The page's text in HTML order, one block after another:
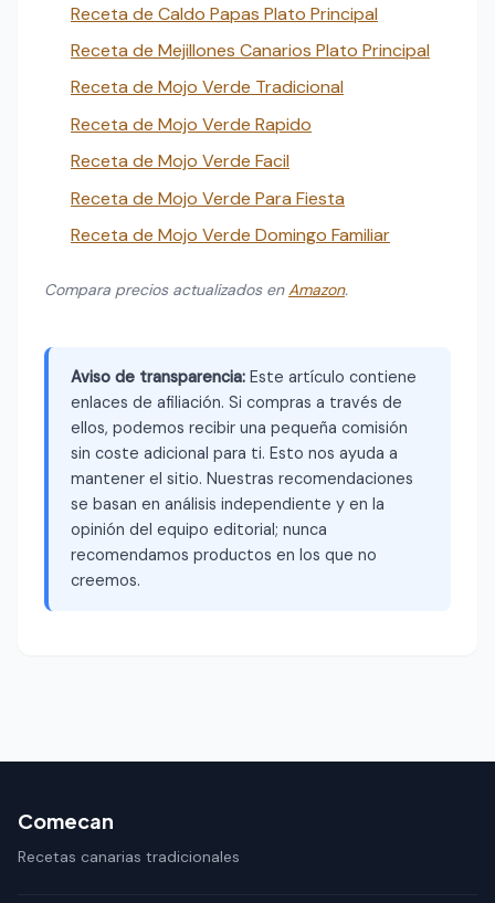
Receta de Caldo Papas Plato Principal
Receta de Mejillones Canarios Plato Principal
Receta de Mojo Verde Tradicional
Receta de Mojo Verde Rapido
Receta de Mojo Verde Facil
Receta de Mojo Verde Para Fiesta
Receta de Mojo Verde Domingo Familiar
Compara precios actualizados enAmazon.
Aviso de transparencia: Este artículo contiene
enlaces de afiliación. Si compras a través de
ellos, podemos recibir una pequeña comisión
sin coste adicional para ti. Esto nos ayuda a
mantener el sitio. Nuestras recomendaciones
se basan en análisis independiente y en la
opinión del equipo editorial; nunca
recomendamos productos en los que no
creemos.
Comecan
Recetas canarias tradicionales